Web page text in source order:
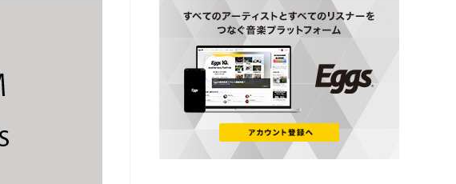
アカウント登録